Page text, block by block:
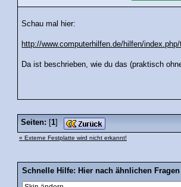
Schau mal hier:
http://www.computerhilfen.de/hilfen/
Da ist beschrieben, wie du das (praktisch
Seiten: [1]
« Externe Festplatte wird nicht erkannt!
Schnelle Hilfe: Hier nach ähnlichen